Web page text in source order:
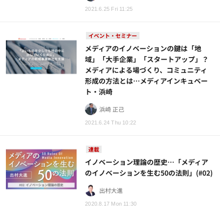
2021.6.25 Fri 11:25
イベント・セミナー
2021.6.24 Thu 10:22
メディアのイノベーションの鍵は「地
域」「大手企業」「スタートアップ」？
メディアによる場づくり、コミュニティ
形成の方法とは…メディアインキュベー
ト・浜崎
浜崎 正己
連載
2020.8.17 Mon 11:30
イノベーション理論の歴史…「メディア
のイノベーションを生む50の法則」(#02)
出村大進